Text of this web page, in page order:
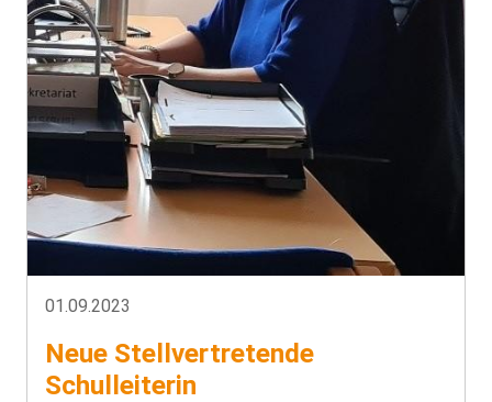
01.09.2023
Neue Stellvertretende
Schulleiterin